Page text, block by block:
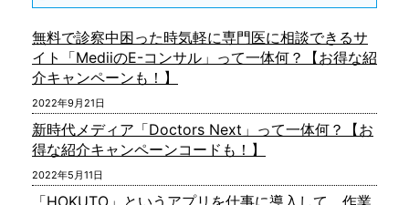
無料で診察中困った時気軽に専門医に相談できるサ
イト「MediiのE-コンサル」って一体何？【お得な紹
介キャンペーンも！】
2022年9月21日
新時代メディア「Doctors Next」って一体何？【お
得な紹介キャンペーンコードも！】
2022年5月11日
「HOKUTO」というアプリを仕事に導入して、作業